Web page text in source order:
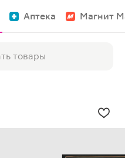
Аптека Магнит